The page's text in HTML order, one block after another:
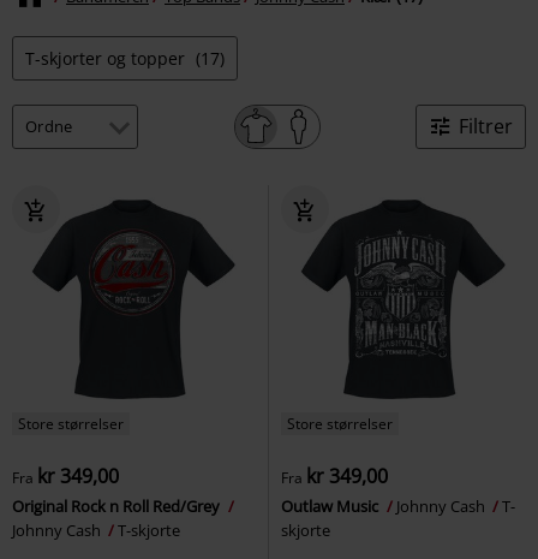
T-skjorter og topper (17)
Filtrer
Store størrelser
Fra kr 349,00
Original Rock n Roll Red/Grey
Johnny Cash
T-skjorte
Store størrelser
Fra kr 349,00
Outlaw Music Johnny Cash
T-
skjorte